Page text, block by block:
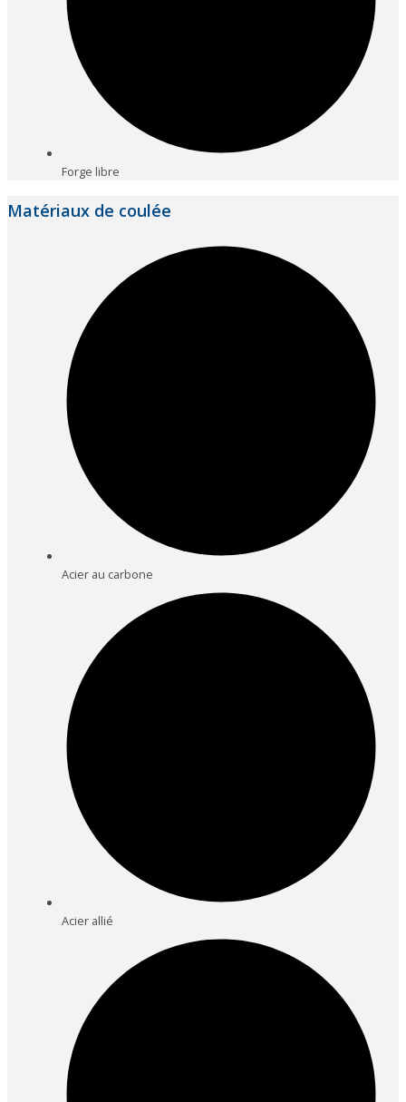
Forge libre
Matériaux de coulée
Acier au carbone
Acier allié